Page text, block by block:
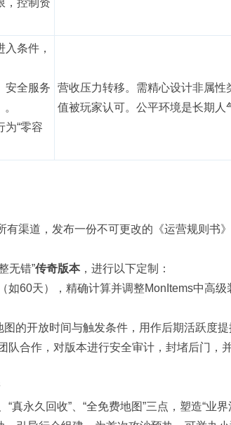
，控制资
条件，
安全服务
为“零容
营收压力转移。需精心设计非属性
值被玩家认可。公平环境是长期人
有渠道，发布一份不可更改的《运营规则书
无错”传奇版本，进行以下定制：
如60天），精确计算并调整MonItems中高
图的开放时间与触发条件，用作后期活跃度提
队合作，对版本进行安全审计，封堵后门，
“真永久回收”、“全免费地图”三点，塑造“业界